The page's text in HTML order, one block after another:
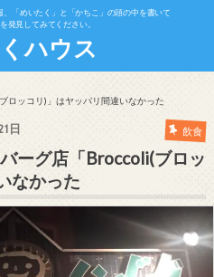
「めいたく」と「かちこ」の頭の中を書いて
発見してみてください。
ハウス
ロッコリ)」はヤッパリ間違いなかった
日 飲食
ーグ店「Broccoli(ブロッ
なかった